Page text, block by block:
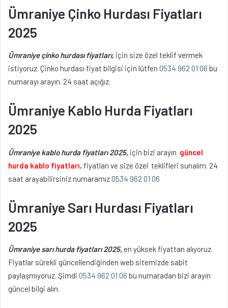
Ümraniye Çinko Hurdası Fiyatları
2025
Ümraniye çinko hurdası fiyatları, için size özel teklif vermek
istiyoruz. Çinko hurdası fiyat bilgisi için lütfen 0534 962 01 06 bu
numarayı arayın. 24 saat açığız.
Ümraniye Kablo Hurda Fiyatları
2025
Ümraniye kablo hurda fiyatları 2025, için bizi arayın güncel
hurda kablo fiyatları, fiyatları ve size özel teklifleri sunalım. 24
saat arayabilirsiniz numaramız0534 962 01 06
Ümraniye Sarı Hurdası Fiyatları
2025
Ümraniye sarı hurda fiyatları 2025,en yüksek fiyattan alıyoruz.
Fiyatlar sürekli güncellendiğinden web sitemizde sabit
paylaşmıyoruz. Şimdi 0534 962 01 06 bu numaradan bizi arayın
güncel bilgi alın.